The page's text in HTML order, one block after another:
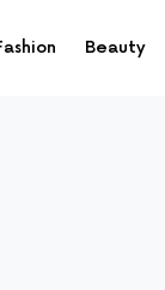
Beauty